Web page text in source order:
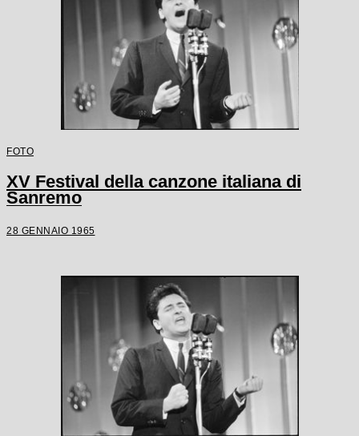
FOTO
XV Festival della canzone italiana di
Sanremo
28 GENNAIO 1965